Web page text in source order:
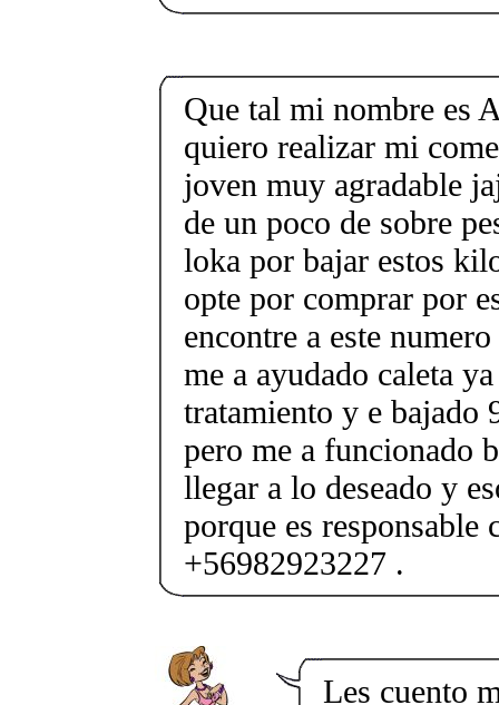
Que tal mi nombre es
quiero realizar mi
joven muy agradable
de un poco de sobre
loka por bajar estos
opte por comprar por
encontre a este
me a ayudado caleta
tratamiento y e bajado
pero me a funcionado
llegar a lo deseado y
porque es responsable
+56982923227 .
Les cuento